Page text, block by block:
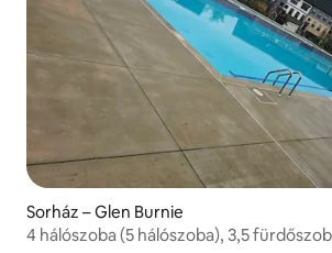
Sorház – Glen Burnie
4 hálószoba (5 hálószoba), 3,5